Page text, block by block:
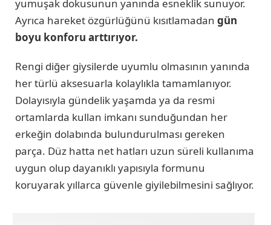
yumuşak dokusunun yanında esneklik sunuyor.
Ayrıca hareket özgürlüğünü kısıtlamadan gün
boyu konforu arttırıyor.
Rengi diğer giysilerde uyumlu olmasının yanında
her türlü aksesuarla kolaylıkla tamamlanıyor.
Dolayısıyla gündelik yaşamda ya da resmi
ortamlarda kullan imkanı sunduğundan her
erkeğin dolabında bulundurulması gereken
parça. Düz hatta net hatları uzun süreli kullanıma
uygun olup dayanıklı yapısıyla formunu
koruyarak yıllarca güvenle giyilebilmesini sağlıyor.